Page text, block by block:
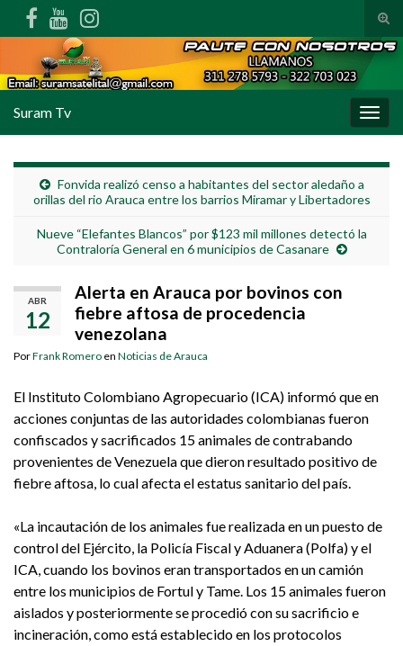
Suram Tv
Fonvida realizó censo a habitantes del sector aledaño a
orillas del rio Arauca entre los barrios Miramar y Libertadores
Nueve “Elefantes Blancos” por $123 mil millones detectó la
Contraloría General en 6 municipios de Casanare
ABR
12
Alerta en Arauca por bovinos con
fiebre aftosa de procedencia
venezolana
PorFrank Romero en Noticias de Arauca
El Instituto Colombiano Agropecuario (ICA) informó que en
acciones conjuntas de las autoridades colombianas fueron
confiscados y sacrificados 15 animales de contrabando
provenientes de Venezuela que dieron resultado positivo de
fiebre aftosa, lo cual afecta el estatus sanitario del país.
«La incautación de los animales fue realizada en un puesto de
control del Ejército, la Policía Fiscal y Aduanera (Polfa) y el
ICA, cuando los bovinos eran transportados en un camión
entre los municipios de Fortul y Tame. Los 15 animales fueron
aislados y posteriormente se procedió con su sacrificio e
incineración, como está establecido en los protocolos